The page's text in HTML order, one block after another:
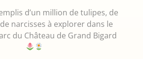
d’un million de tulipes, de
narcisses à explorer dans le
du Château de Grand Bigard